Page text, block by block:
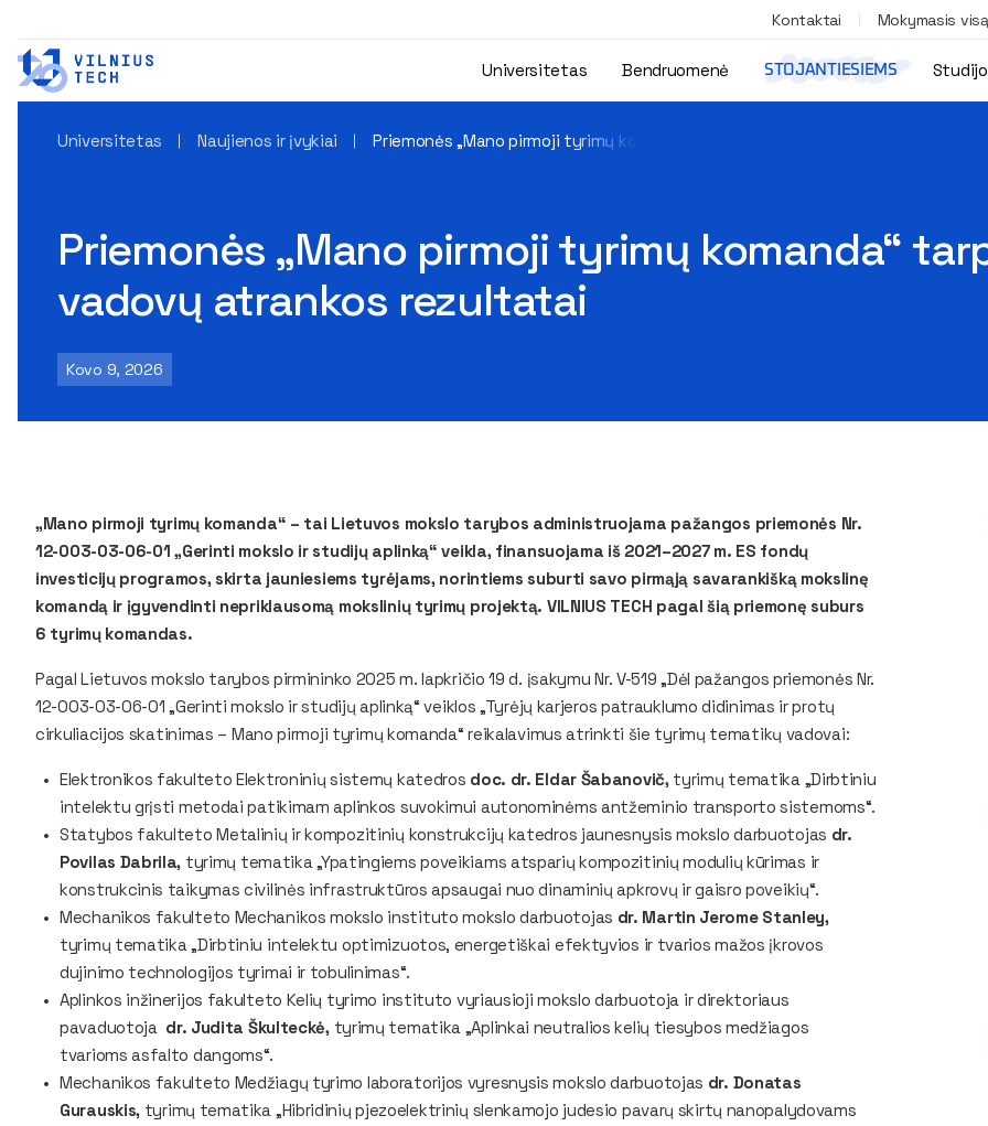
Kontaktai Mokymasis
Universitetas Bendruomenė STOJANTIESIEMS
Universitetas Naujienos ir įvykiai Priemonės „Mano pirmoji tyrimų komanda“ tarptautinės tyrimų vadovų atrankos
Priemonės „Mano pirmoji tyrimų komanda“
vadovų atrankos rezultatai
Kovo 9, 2026
„Mano pirmoji tyrimų komanda“ – tai Lietuvos mokslo tarybos administruojama pažangos priemonės Nr.
12-003-03-06-01 „Gerinti mokslo ir studijų aplinką“ veikla, finansuojama iš 2021–2027 m. ES fondų
investicijų programos, skirta jauniesiems tyrėjams, norintiems suburti savo pirmąją savarankišką mokslinę
komandą ir įgyvendinti nepriklausomą mokslinių tyrimų projektą. VILNIUS TECH pagal šią priemonę suburs
6 tyrimų komandas.
Pagal Lietuvos mokslo tarybos pirmininko 2025 m. lapkričio 19 d. įsakymu Nr. V-519 „Dėl pažangos priemonės Nr.
12-003-03-06-01 „Gerinti mokslo ir studijų aplinką“ veiklos „Tyrėjų karjeros patrauklumo didinimas ir protų
cirkuliacijos skatinimas – Mano pirmoji tyrimų komanda“ reikalavimus atrinkti šie tyrimų tematikų vadovai:
Elektronikos fakulteto Elektroninių sistemų katedros doc. dr. Eldar Šabanovič,tyrimų tematika „Dirbtiniu
intelektu grįsti metodai patikimam aplinkos suvokimui autonominėms antžeminio transporto sistemoms“.
Statybos fakulteto Metalinių ir kompozitinių konstrukcijų katedros jaunesnysis mokslo darbuotojas dr.
Povilas Dabrila, tyrimų tematika „Ypatingiems poveikiams atsparių kompozitinių modulių kūrimas ir
konstrukcinis taikymas civilinės infrastruktūros apsaugai nuo dinaminių apkrovų ir gaisro poveikių“.
Mechanikos fakulteto Mechanikos mokslo instituto mokslo darbuotojas dr. Martin Jerome Stanley,
tyrimų tematika „Dirbtiniu intelektu optimizuotos, energetiškai efektyvios ir tvarios mažos įkrovos
dujinimo technologijos tyrimai ir tobulinimas“.
Aplinkos inžinerijos fakulteto Kelių tyrimo instituto vyriausioji mokslo darbuotoja ir direktoriaus
pavaduotoja dr. Judita Škulteckė,tyrimų tematika „Aplinkai neutralios kelių tiesybos medžiagos
tvarioms asfalto dangoms“.
Mechanikos fakulteto Medžiagų tyrimo laboratorijos vyresnysis mokslo darbuotojas dr. Donatas
Gurauskis, tyrimų tematika „Hibridinių pjezoelektrinių slenkamojo judesio pavarų skirtų nanopalydovams